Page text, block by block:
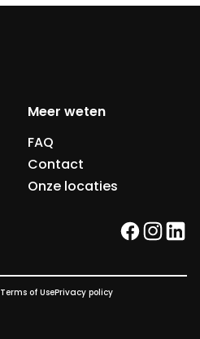
Meer weten
FAQ
Contact
Onze locaties
facebook
Terms of UsePrivacy policy